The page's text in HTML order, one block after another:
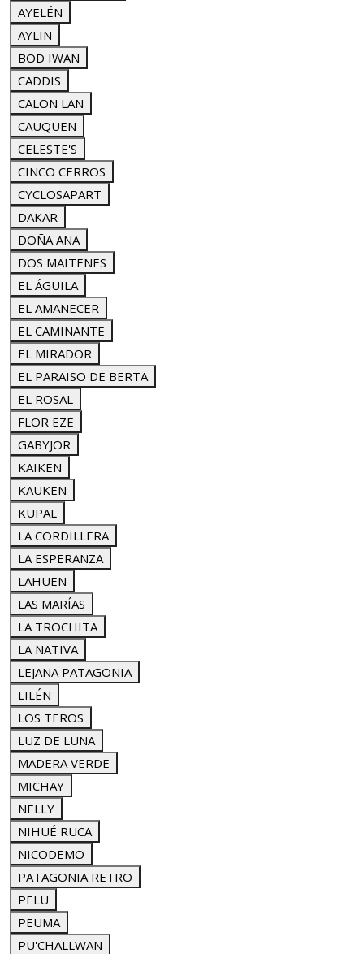
AYELÉN
AYLIN
BOD IWAN
CADDIS
CALON LAN
CAUQUEN
CELESTE'S
CINCO CERROS
CYCLOSAPART
DAKAR
DOÑA ANA
DOS MAITENES
EL ÁGUILA
EL AMANECER
EL CAMINANTE
EL MIRADOR
EL PARAISO DE BERTA
EL ROSAL
FLOR EZE
GABYJOR
KAIKEN
KAUKEN
KUPAL
LA CORDILLERA
LA ESPERANZA
LAHUEN
LAS MARÍAS
LA TROCHITA
LA NATIVA
LEJANA PATAGONIA
LILÉN
LOS TEROS
LUZ DE LUNA
MADERA VERDE
MICHAY
NELLY
NIHUÉ RUCA
NICODEMO
PATAGONIA RETRO
PELU
PEUMA
PU'CHALLWAN